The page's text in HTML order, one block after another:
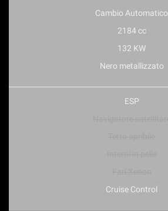
Cambio Automatico
2184 cc
132 KW
Nero metallizzato
ESP
Cruise Control